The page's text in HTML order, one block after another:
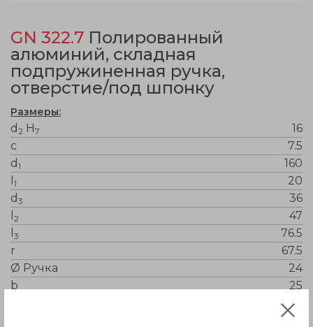
GN 322.7 Полированный
алюминий, складная
подпружиненная ручка,
отверстие/под шпонку
Размеры:
d 2 H7
16
c
7.5
d 1
160
1
20
d 3
36
2
47
3
76.5
r
67.5
Ø Ручка
24
b
25
560